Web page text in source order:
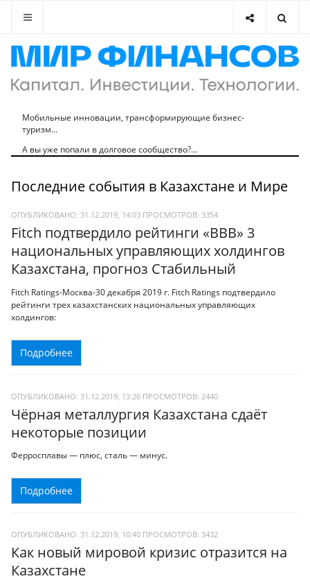
Мобильные инновации, трансформирующие бизнес-
туризм...
А вы уже попали в долговое сообщество?...
Последние события в Казахстане и Мире
ОПУБЛИКОВАНО: 31.12.2019, 14:03 ПРОСМОТРОВ: 3354
Fitch подтвердило рейтинги «BBB» 3
национальных управляющих холдингов
Казахстана, прогноз Стабильный
Fitch Ratings-Москва-30 декабря 2019 г. Fitch Ratings подтвердило
рейтинги трех казахстанских национальных управляющих
холдингов:
Подробнее
ОПУБЛИКОВАНО: 31.12.2019, 13:26 ПРОСМОТРОВ: 2440
Чёрная металлургия Казахстана сдаёт
некоторые позиции
Ферросплавы — плюс, сталь — минус.
Подробнее
ОПУБЛИКОВАНО: 31.12.2019, 10:40 ПРОСМОТРОВ: 3432
Как новый мировой кризис отразится на
Казахстане